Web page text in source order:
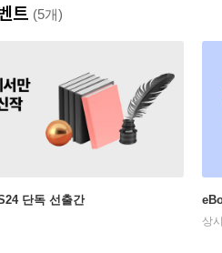
트 (5개)
단독 선출간
상시